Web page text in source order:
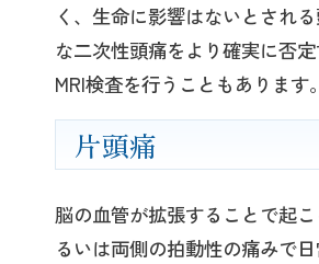
く、生命に影響はないとされ
な二次性頭痛をより確実に否
MRI検査を行うこともあります。
片頭痛
脳の血管が拡張することで起
るいは両側の拍動性の痛みで